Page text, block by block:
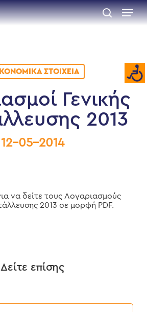
search
Menu
ΣΤΟΙΧΕΊΑ
Γενικής
2013
12-05-2014
να δείτε τους Λογαριασμούς
2013 σε μορφή PDF.
Δείτε επίσης